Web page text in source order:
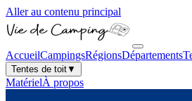
Aller au contenu principal
AccueilCampingsRégionsDépartements
Tentes de toit▼
MatérielÀ propos